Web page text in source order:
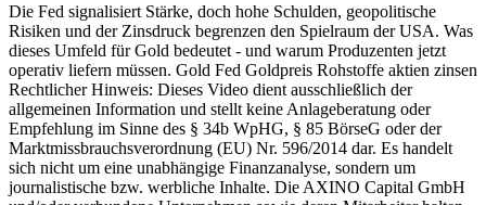
Die Fed signalisiert Stärke, doch hohe Schulden, geopolitische
Risiken und der Zinsdruck begrenzen den Spielraum der USA. Was
dieses Umfeld für Gold bedeutet - und warum Produzenten jetzt
operativ liefern müssen. Gold Fed Goldpreis Rohstoffe aktien zinsen
Rechtlicher Hinweis: Dieses Video dient ausschließlich der
allgemeinen Information und stellt keine Anlageberatung oder
Empfehlung im Sinne des § 34b WpHG, § 85 BörseG oder der
Marktmissbrauchsverordnung (EU) Nr. 596/2014 dar. Es handelt
sich nicht um eine unabhängige Finanzanalyse, sondern um
journalistische bzw. werbliche Inhalte. Die AXINO Capital GmbH